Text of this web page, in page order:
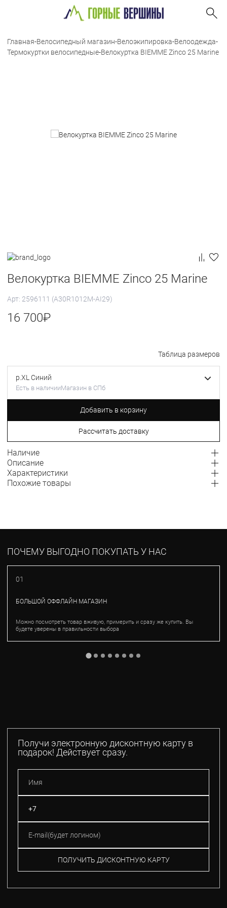
Главная-Велосипедный магазин-Велоэкипировка-Велоодежда-
Термокуртки велосипедные-Велокуртка BIEMME Zinco 25 Marine
Велокуртка BIEMME Zinco 25 Marine
Арт: 2596111 (A30R1012M-AI29)
16 700₽
Таблица размеров
р.XL Синий
Есть в наличииМагазин в СПб
Добавить в корзину
Рассчитать доставку
Наличие
Описание
Характеристики
Похожие товары
ПОЧЕМУ ВЫГОДНО ПОКУПАТЬ У НАС
01
БОЛЬШОЙ ОФФЛАЙН МАГАЗИН
Можно посмотреть товар вживую, примерить и сразу же купить. Вы
будете уверены в правильности выбора
Получи электронную дисконтную карту в
подарок! Действует сразу.
ПОЛУЧИТЬ ДИСКОНТНУЮ КАРТУ